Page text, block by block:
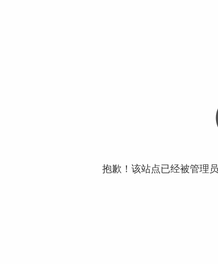
抱歉！该站点已经被管理